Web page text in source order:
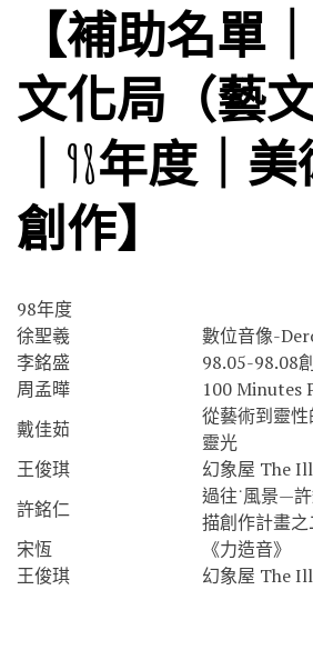
【補助名單
文化局（藝文
｜98年度｜美
創作】
98年度
徐聖羲
數位音像-
李銘盛
98.05-98.08
周孟曄
100 Minutes
戴佳茹
從藝術到靈
靈光
王俊琪
幻象屋 The
許銘仁
過往˙風景—
描創作計畫之
宋恆
《力造音》
王俊琪
幻象屋 The